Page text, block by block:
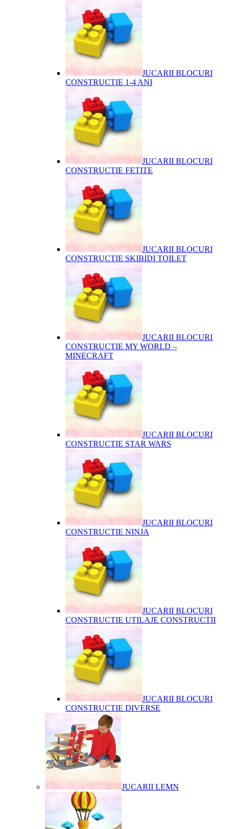
JUCARII BLOCURI
CONSTRUCTIE 1-4 ANI
JUCARII BLOCURI
CONSTRUCTIE FETITE
JUCARII BLOCURI
CONSTRUCTIE SKIBIDI TOILET
JUCARII BLOCURI
CONSTRUCTIE MY WORLD –
MINECRAFT
JUCARII BLOCURI
CONSTRUCTIE STAR WARS
JUCARII BLOCURI
CONSTRUCTIE NINJA
JUCARII BLOCURI
CONSTRUCTIE UTILAJE CONSTRUCTII
JUCARII BLOCURI
CONSTRUCTIE DIVERSE
JUCARII LEMN